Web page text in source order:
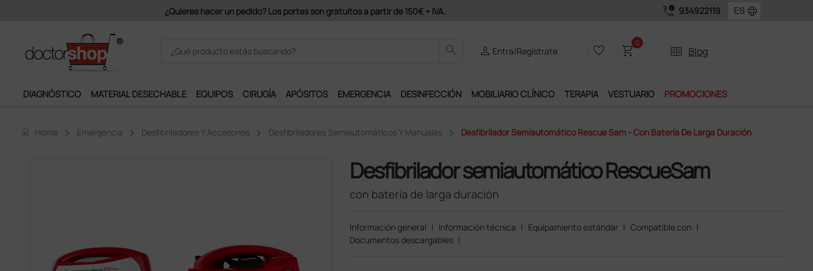
Únete al programa Ds Plus y podrás disfrutar de muchos servicios exclusivos. call_quality 934922119 language
search person Entra/Regístrate favorite_border shopping_cart0
two_pager Blog
DIAGNÓSTICO MATERIAL DESECHABLE EQUIPOS CIRUGÍA APÓSITOS EMERGENCIA DESINFECCIÓN MOBILIARIO CLÍNICO TERAPIA VESTUARIO PROMOCIONES
home Home Emergencia Desfibriladores Y Accesorios Desfibriladores Semiautomáticos Y Manuales Desfibrilador Semiautomático Rescue Sam - Con Batería De Larga Duración
Desfibrilador semiautomático RescueSam
con batería de larga duración
Información general | Información técnica | Equipamiento estándar | Compatible con |
Documentos descargables |